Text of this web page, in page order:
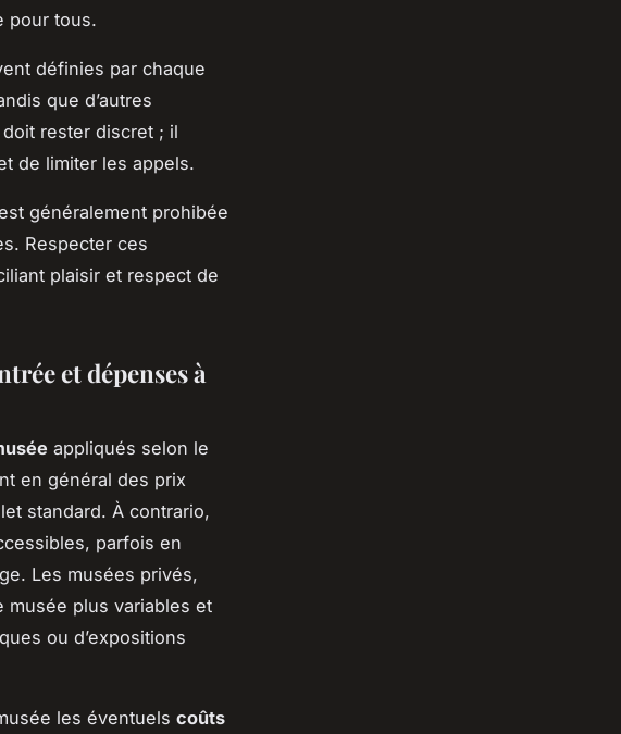
pour tous.
définies par chaque
que d’autres
rester discret ; il
de limiter les appels.
généralement prohibée
Respecter ces
plaisir et respect de
et dépenses à
appliqués selon le
en général des prix
standard. À contrario,
parfois en
Les musées privés,
plus variables et
ou d’expositions
les éventuels coûts